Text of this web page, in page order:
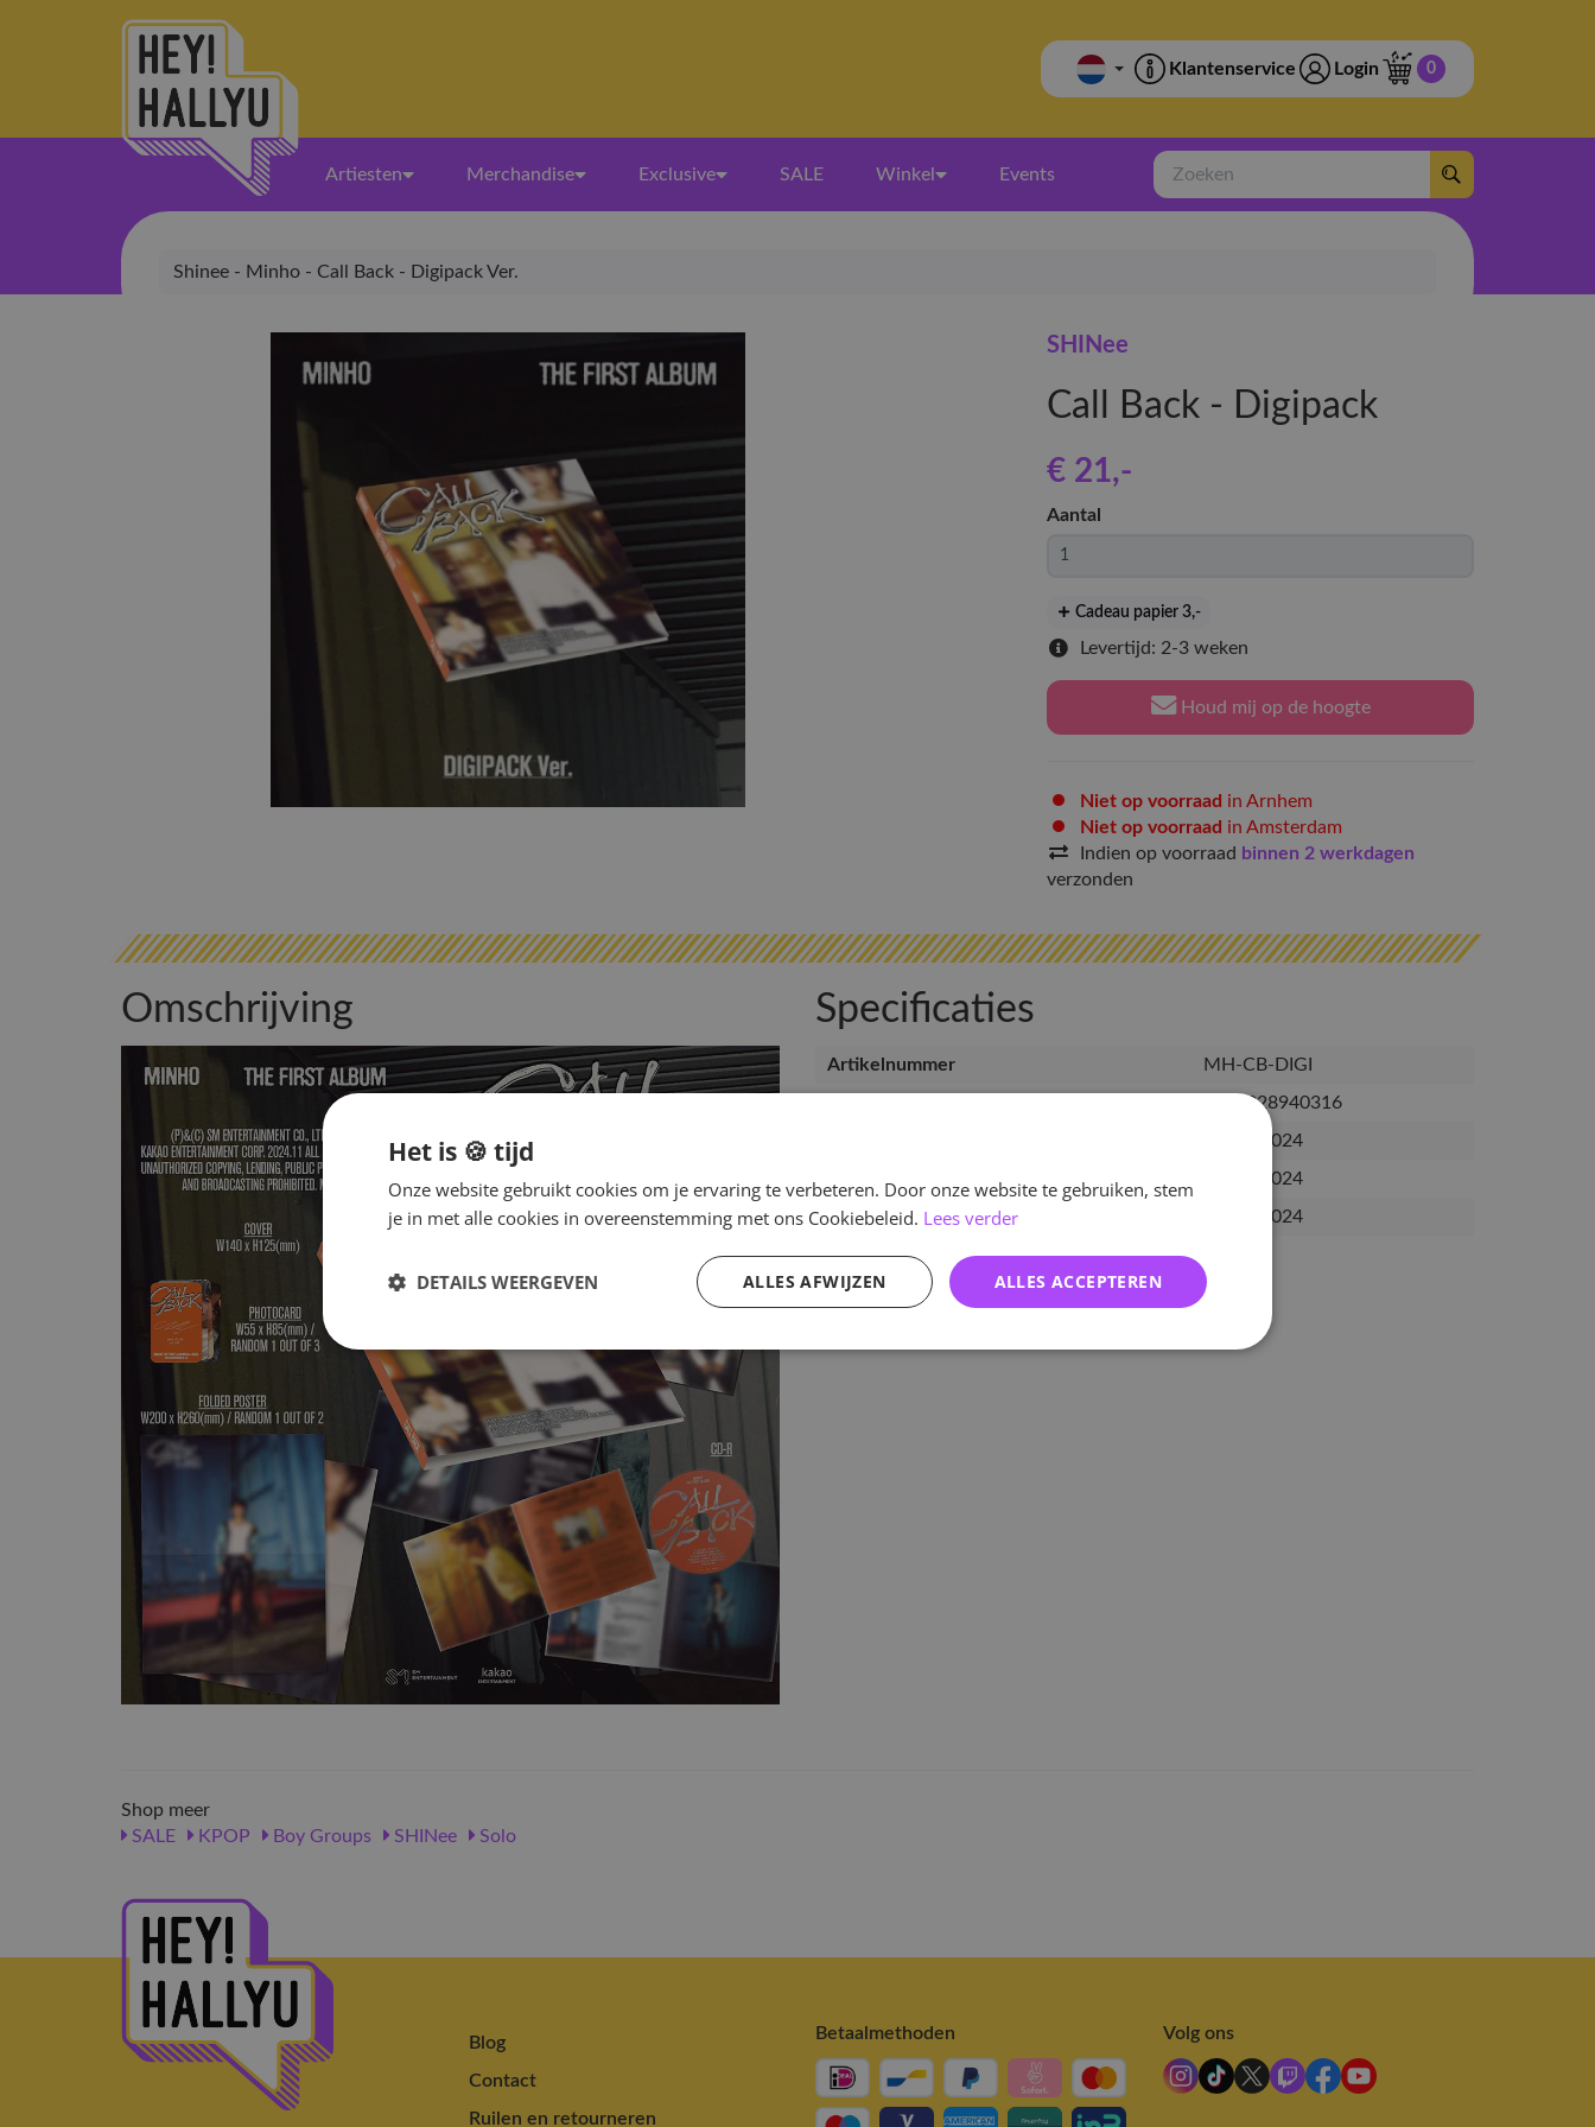
Klantenservice Login 0
Artiesten Merchandise Exclusive SALE Winkel Events
Zoeken
Shinee - Minho - Call Back - Digipack Ver.
SHINee
Call Back - Digipack
€ 21,-
Aantal
Cadeau papier 3,-
Levertijd: 2-3 weken
Houd mij op de hoogte
Niet op voorraad in Arnhem
Niet op voorraad in Amsterdam
Indien op voorraad binnen 2 werkdagen
verzonden
Omschrijving Specificaties
Artikelnummer
MH-CB-DIGI
8651928940316
18-10-2024
05-11-2024
Verwachte leverdatum
22-11-2024
Shop meer
SALE
KPOP Boy Groups SHINee Solo
Blog
Contact
Ruilen en retourneren
Betaalmethoden Volg ons
Het is 🍪 tijd
Onze website gebruikt cookies om je ervaring te verbeteren. Door onze website te gebruiken, stem
je in met alle cookies in overeenstemming met ons Cookiebeleid. Lees verder
ALLES ACCEPTEREN
ALLES AFWIJZEN
DETAILS WEERGEVEN